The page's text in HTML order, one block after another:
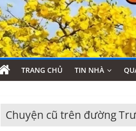
TRANG CHỦ TIN NHÀ
Chuyện cũ trên đường